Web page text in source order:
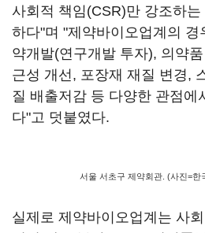
사회적 책임(CSR)만 강조하
하다"며 "제약바이오업계의 경
약개발(연구개발 투자), 의약
근성 개선, 포장재 재질 변경,
질 배출저감 등 다양한 관점에
다"고 덧붙였다.
서울 서초구 제약회관. (사진=한
실제로 제약바이오업계는 사